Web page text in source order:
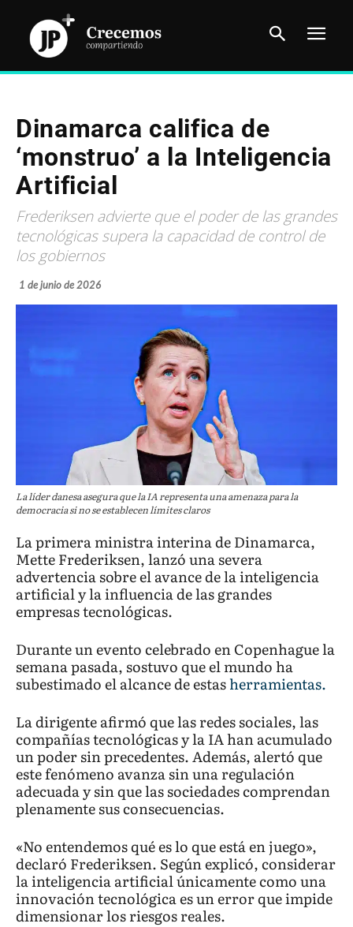
Dinamarca califica de
‘monstruo’ a la Inteligencia
Artificial
Frederiksen advierte que el poder de las grandes
tecnológicas supera la capacidad de control de
los gobiernos
1 de junio de 2026
La líder danesa asegura que la IA representa una amenaza para la
democracia si no se establecen límites claros
La primera ministra interina de Dinamarca,
Mette Frederiksen, lanzó una severa
advertencia sobre el avance de la inteligencia
artificial y la influencia de las grandes
empresas tecnológicas.
Durante un evento celebrado en Copenhague la
semana pasada, sostuvo que el mundo ha
subestimado el alcance de estasherramientas.
La dirigente afirmó que las redes sociales, las
compañías tecnológicas y la IA han acumulado
un poder sin precedentes. Además, alertó que
este fenómeno avanza sin una regulación
adecuada y sin que las sociedades comprendan
plenamente sus consecuencias.
«No entendemos qué es lo que está en juego»,
declaró Frederiksen. Según explicó, considerar
la inteligencia artificial únicamente como una
innovación tecnológica es un error que impide
dimensionar los riesgos reales.